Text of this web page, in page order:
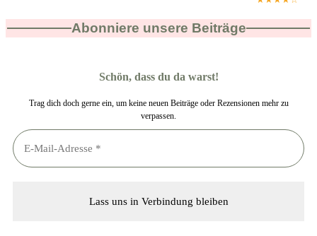
Abonniere unsere Beiträge
Schön, dass du da warst!
Trag dich doch gerne ein, um keine neuen Beiträge oder Rezensionen mehr zu
verpassen.